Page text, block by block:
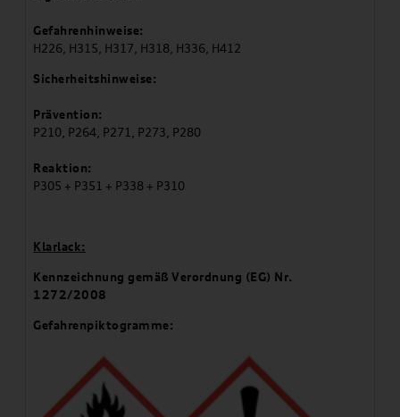
Gefahrenhinweise:
H226, H315, H317, H318, H336, H412
Sicherheitshinweise:
Prävention:
P210, P264, P271, P273, P280
Reaktion:
P305 + P351 + P338 + P310
Klarlack:
Kennzeichnung gemäß Verordnung (EG) Nr.
1272/2008
Gefahrenpiktogramme: